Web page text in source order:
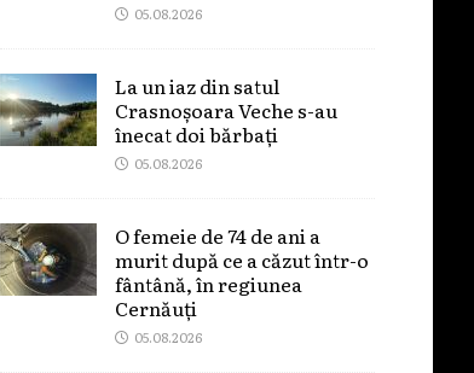
05.08.2026
La un iaz din satul
Crasnoșoara Veche s-au
înecat doi bărbați
05.08.2026
O femeie de 74 de ani a
murit după ce a căzut într-o
fântână, în regiunea
Cernăuți
05.08.2026